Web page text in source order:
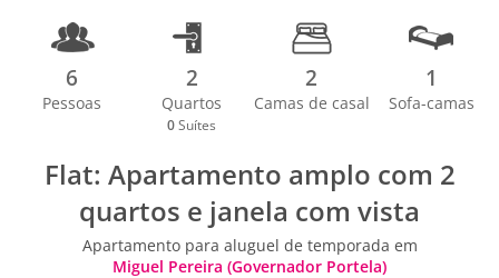
6
Pessoas
2
Quartos
0 Suítes
2
Camas de casal
1
Sofa-camas
Flat: Apartamento amplo com 2
quartos e janela com vista
Apartamento para aluguel de temporada em
Miguel Pereira (Governador Portela)